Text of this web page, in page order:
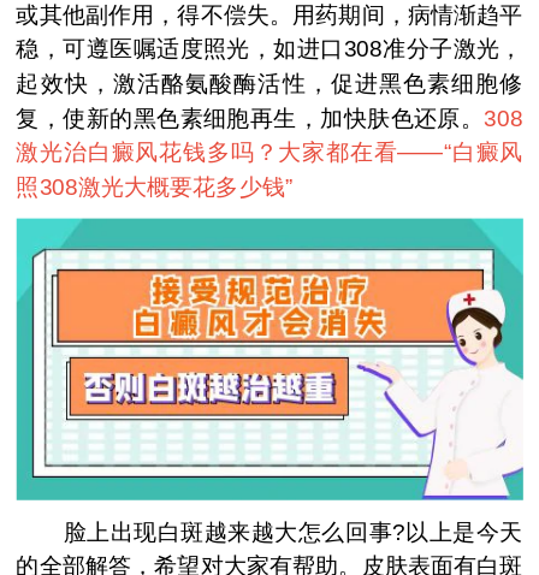
或其他副作用，得不偿失。用药期间，病情渐趋平
稳，可遵医嘱适度照光，如进口308准分子激光，
起效快，激活酪氨酸酶活性，促进黑色素细胞修
复，使新的黑色素细胞再生，加快肤色还原。 308
激光治白癜风花钱多吗？大家都在看——“白癜风
照308激光大概要花多少钱”
脸上出现白斑越来越大怎么回事?以上是今天
的全部解答，希望对大家有帮助。皮肤表面有白斑